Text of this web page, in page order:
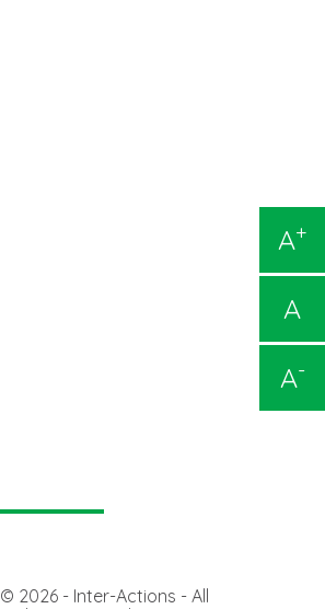
A+
A
A-
© 2026 - Inter-Actions - All